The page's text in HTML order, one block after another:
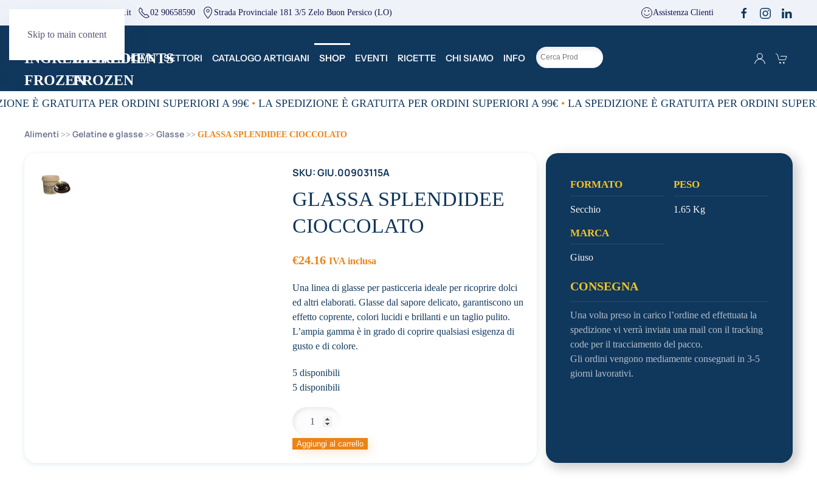
Skip to main content
direzione@mcingredients.it 02 90658590 Strada Provinciale 181 3/5 Zelo Buon Persico (LO) Assistenza Clienti
HOME SETTORI CATALOGO ARTIGIANI SHOP EVENTI RICETTE CHI SIAMO INFO
È GRATUITA PER ORDINI SUPERIORI A 99€ • LA SPEDIZIONE È GRATUITA PER ORDINI SUPERIORI A 99€ • LA SPEDIZIONE È GRATUITA PER ORDINI
Alimenti Gelatine e glasse Glasse GLASSA SPLENDIDEE CIOCCOLATO
SKU: GIU.00903115A
GLASSA SPLENDIDEE
CIOCCOLATO
€24.16 IVA inclusa
Una linea di glasse per pasticceria ideale per ricoprire dolci
ed altri elaborati. Glasse dal sapore delicato, garantiscono un
effetto coprente, colori lucidi e brillanti e un taglio pulito.
L’ampia gamma è in grado di coprire qualsiasi esigenza di
gusto e di colore.
5 disponibili
5 disponibili
SPLENDIDEE
CIOCCOLATO
Aggiungi al carrello
FORMATO
Secchio
PESO
1.65 Kg
MARCA
Giuso
CONSEGNA
Una volta preso in carico l’ordine ed effettuata la
spedizione vi verrà inviata una mail con il tracking
code per il tracciamento del pacco.
Gli ordini vengono mediamente consegnati in 3-5
giorni lavorativi.